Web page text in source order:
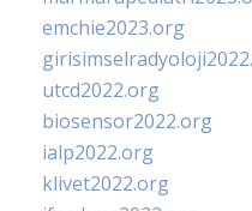
emchie2023.org
utcd2022.org
biosensor2022.org
ialp2022.org
klivet2022.org